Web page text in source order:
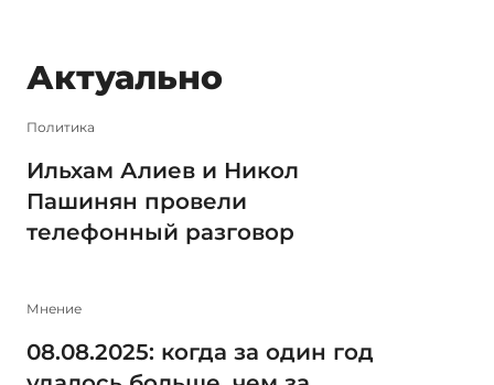
Актуально
Политика
Ильхам Алиев и Никол
Пашинян провели
телефонный разговор
Мнение
08.08.2025: когда за один год